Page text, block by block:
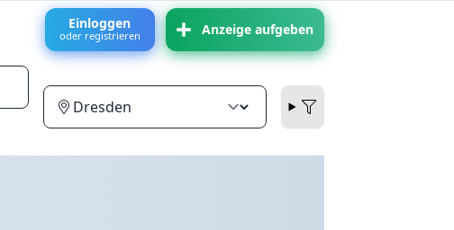
Einloggen
oder registrieren Anzeige aufgeben